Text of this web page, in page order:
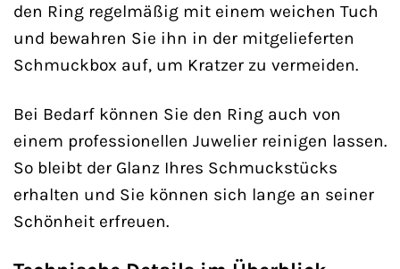
den Ring regelmäßig mit einem weichen Tuch
und bewahren Sie ihn in der mitgelieferten
Schmuckbox auf, um Kratzer zu vermeiden.
Bei Bedarf können Sie den Ring auch von
einem professionellen Juwelier reinigen lassen.
So bleibt der Glanz Ihres Schmuckstücks
erhalten und Sie können sich lange an seiner
Schönheit erfreuen.